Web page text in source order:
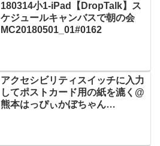
180314小1-iPad【DropTalk】ス
ケジュールキャンバスで朝の会
MC20180501_01#0162
アクセシビリティスイッチに入力
してポストカード用の紙を漉く@
熊本はっぴぃかぼちゃん